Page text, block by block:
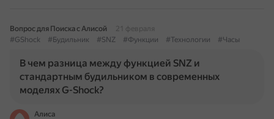
Вопрос для Поиска с Алисой
21 февраля
#GShock
#Будильник #SNZ #Функции #Технологии #Часы
В чем разница между функцией SNZ и
стандартным будильником в современных
моделях G-Shock?
Алиса